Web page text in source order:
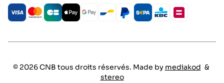
© 2026 CNB tous droits réservés. Made by mediakod &
stereo